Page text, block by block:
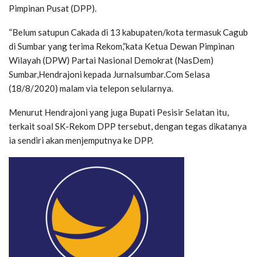
Pimpinan Pusat (DPP).
“Belum satupun Cakada di 13 kabupaten/kota termasuk Cagub
di Sumbar yang terima Rekom,”kata Ketua Dewan Pimpinan
Wilayah (DPW) Partai Nasional Demokrat (NasDem)
Sumbar,Hendrajoni kepada Jurnalsumbar.Com Selasa
(18/8/2020) malam via telepon selularnya.
Menurut Hendrajoni yang juga Bupati Pesisir Selatan itu,
terkait soal SK-Rekom DPP tersebut, dengan tegas dikatanya
ia sendiri akan menjemputnya ke DPP.